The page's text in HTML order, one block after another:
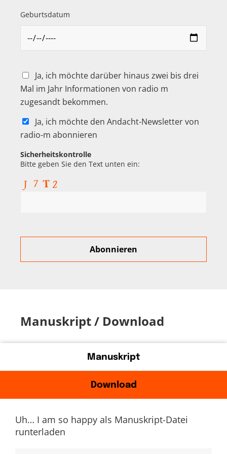
Geburtsdatum
Ja, ich möchte darüber hinaus zwei bis drei
Mal im Jahr Informationen von radio m
zugesandt bekommen.
Ja, ich möchte den Andacht-Newsletter von
radio-m abonnieren
Sicherheitskontrolle
Bitte geben Sie den Text unten ein:
Manuskript / Download
Manuskript
Download
Uh… I am so happy als Manuskript-Datei
runterladen